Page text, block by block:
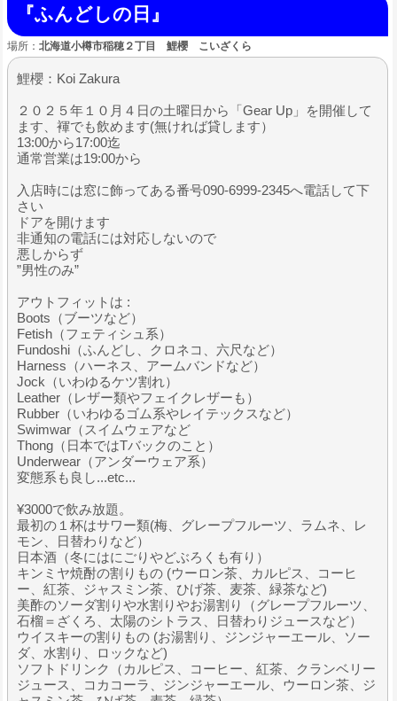
『ふんどしの日』
場所： 北海道小樽市稲穂２丁目 鯉櫻 こいざくら
鯉櫻：Koi Zakura
２０２５年１０月４日の土曜日から「Gear Up」を開催して
ます、褌でも飲めます(無ければ貸します）
13:00から17:00迄
通常営業は19:00から
入店時には窓に飾ってある番号090-6999-2345へ電話して下
さい
ドアを開けます
非通知の電話には対応しないので
悪しからず
”男性のみ”
アウトフィットは :
Boots（ブーツなど）
Fetish（フェティシュ系）
Fundoshi（ふんどし、クロネコ、六尺など）
Harness（ハーネス、アームバンドなど）
Jock（いわゆるケツ割れ）
Leather（レザー類やフェイクレザーも）
Rubber（いわゆるゴム系やレイテックスなど）
Swimwar（スイムウェアなど
Thong（日本ではTバックのこと）
Underwear（アンダーウェア系）
変態系も良し...etc...
¥3000で飲み放題。
最初の１杯はサワー類(梅、グレープフルーツ、ラムネ、レ
モン、日替わりなど）
日本酒（冬にはにごりやどぶろくも有り）
キンミヤ焼酎の割りもの (ウーロン茶、カルピス、コーヒ
ー、紅茶、ジャスミン茶、ひげ茶、麦茶、緑茶など)
美酢のソーダ割りや水割りやお湯割り（グレープフルーツ、
石榴＝ざくろ、太陽のシトラス、日替わりジュースなど）
ウイスキーの割りもの (お湯割り、ジンジャーエール、ソー
ダ、水割り、ロックなど)
ソフトドリンク（カルピス、コーヒー、紅茶、クランベリー
ジュース、コカコーラ、ジンジャーエール、ウーロン茶、ジ